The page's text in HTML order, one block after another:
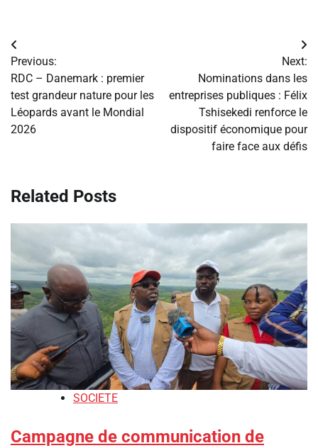
Navigation
de
l’article
Previous:
RDC – Danemark : premier
test grandeur nature pour les
Léopards avant le Mondial
2026
Next:
Nominations dans les
entreprises publiques : Félix
Tshisekedi renforce le
dispositif économique pour
faire face aux défis
Related Posts
SOCIETE
Campagne de communication de